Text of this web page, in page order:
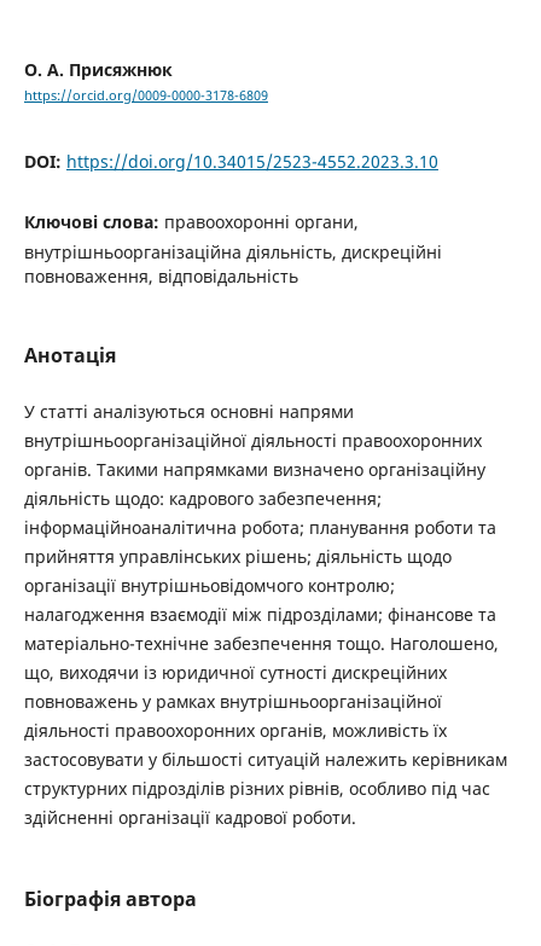
О. А. Присяжнюк
https://orcid.org/0009-0000-3178-6809
DOI: https://doi.org/10.34015/2523-4552.2023.3.10
Ключові слова: правоохоронні органи,
внутрішньоорганізаційна діяльність, дискреційні
повноваження, відповідальність
Анотація
У статті аналізуються основні напрями
внутрішньоорганізаційної діяльності правоохоронних
органів. Такими напрямками визначено організаційну
діяльність щодо: кадрового забезпечення;
інформаційноаналітична робота; планування роботи та
прийняття управлінських рішень; діяльність щодо
організації внутрішньовідомчого контролю;
налагодження взаємодії між підрозділами; фінансове та
матеріально-технічне забезпечення тощо. Наголошено,
що, виходячи із юридичної сутності дискреційних
повноважень у рамках внутрішньоорганізаційної
діяльності правоохоронних органів, можливість їх
застосовувати у більшості ситуацій належить керівникам
структурних підрозділів різних рівнів, особливо під час
здійсненні організації кадрової роботи.
Біографія автора